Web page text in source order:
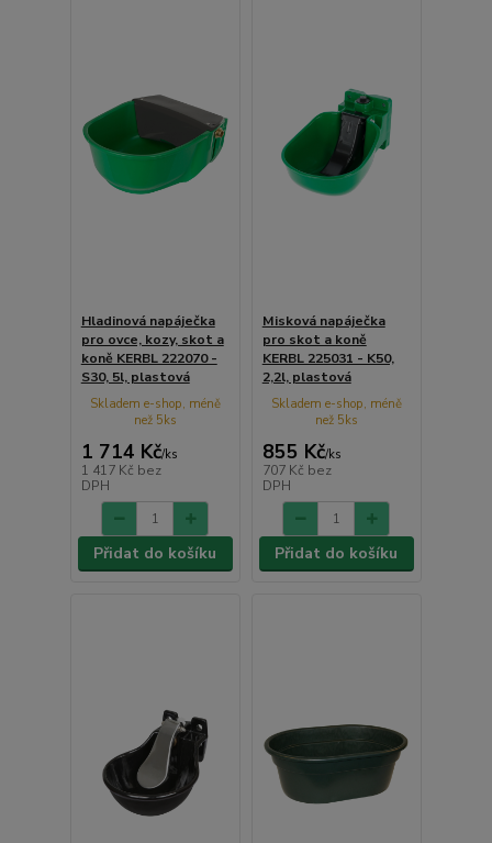
Hladinová napáječka
pro ovce, kozy, skot a
koně KERBL 222070 -
S30, 5l, plastová
1 714 Kč/ks
1 417 Kč bez
DPH
Skladem e-shop, méně
než 5ks
Přidat do košíku
Misková napáječka
pro skot a koně
KERBL 225031 - K50,
2,2l, plastová
855 Kč/ks
707 Kč bez
DPH
Skladem e-shop, méně
než 5ks
Přidat do košíku